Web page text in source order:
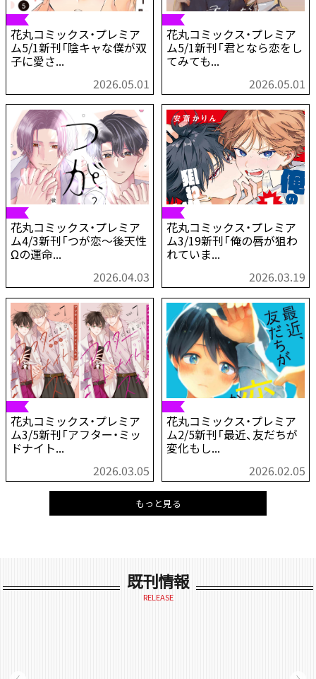
花丸コミックス・プレミア
ム5/1新刊「陰キャな僕が双
子に愛さ...
2026.05.01
花丸コミックス・プレミア
ム5/1新刊「君となら恋をし
てみても...
2026.05.01
花丸コミックス・プレミア
ム4/3新刊「つが恋～後天性
Ωの運命...
2026.04.03
花丸コミックス・プレミア
ム3/19新刊「俺の唇が狙わ
れていま...
2026.03.19
花丸コミックス・プレミア
ム3/5新刊「アフター・ミッ
ドナイト...
2026.03.05
花丸コミックス・プレミア
ム2/5新刊「最近、友だちが
変化もし...
2026.02.05
もっと見る
既刊情報
RELEASE